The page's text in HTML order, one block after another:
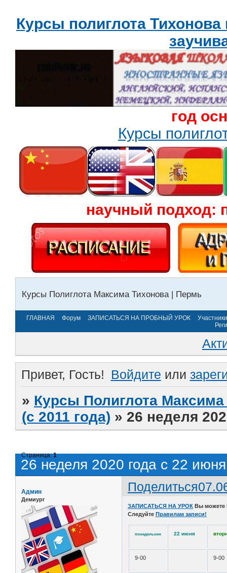
Курсы полиглота
год
Курсы
научный подход:
Курсы Полиглота Максима Тихонова | Пермь
ГЛАВНАЯ Форум ЗАПИСАТЬСЯ НА ПРОБНЫЙ УРОК
Участники
Привет, Гость! Войдите или
» Курсы Полиглота
(с 2011 года) » 26 неделя
26 неделя 2020 года с 22
Страница:1
Поделиться
Админ
Демиург
ЗАПИСАТЬСЯ НА УРОК Вы
Следуйте Правилам записи!
понедельник 22 июня
9-00 9-00